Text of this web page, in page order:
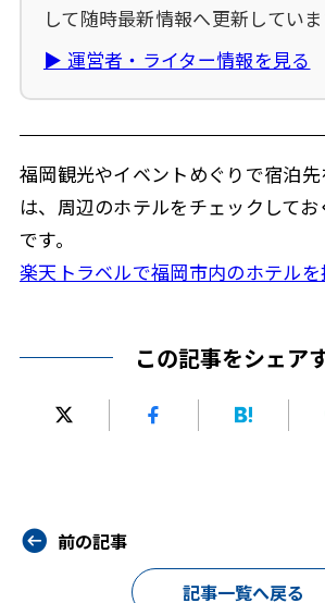
して随時最新情報へ更新していま
▶ 運営者・ライター情報を見る
福岡観光やイベントめぐりで宿泊
は、周辺のホテルをチェックして
です。
楽天トラベルで福岡市内のホテルを
この記事をシェア
前の記事
記事一覧へ戻る